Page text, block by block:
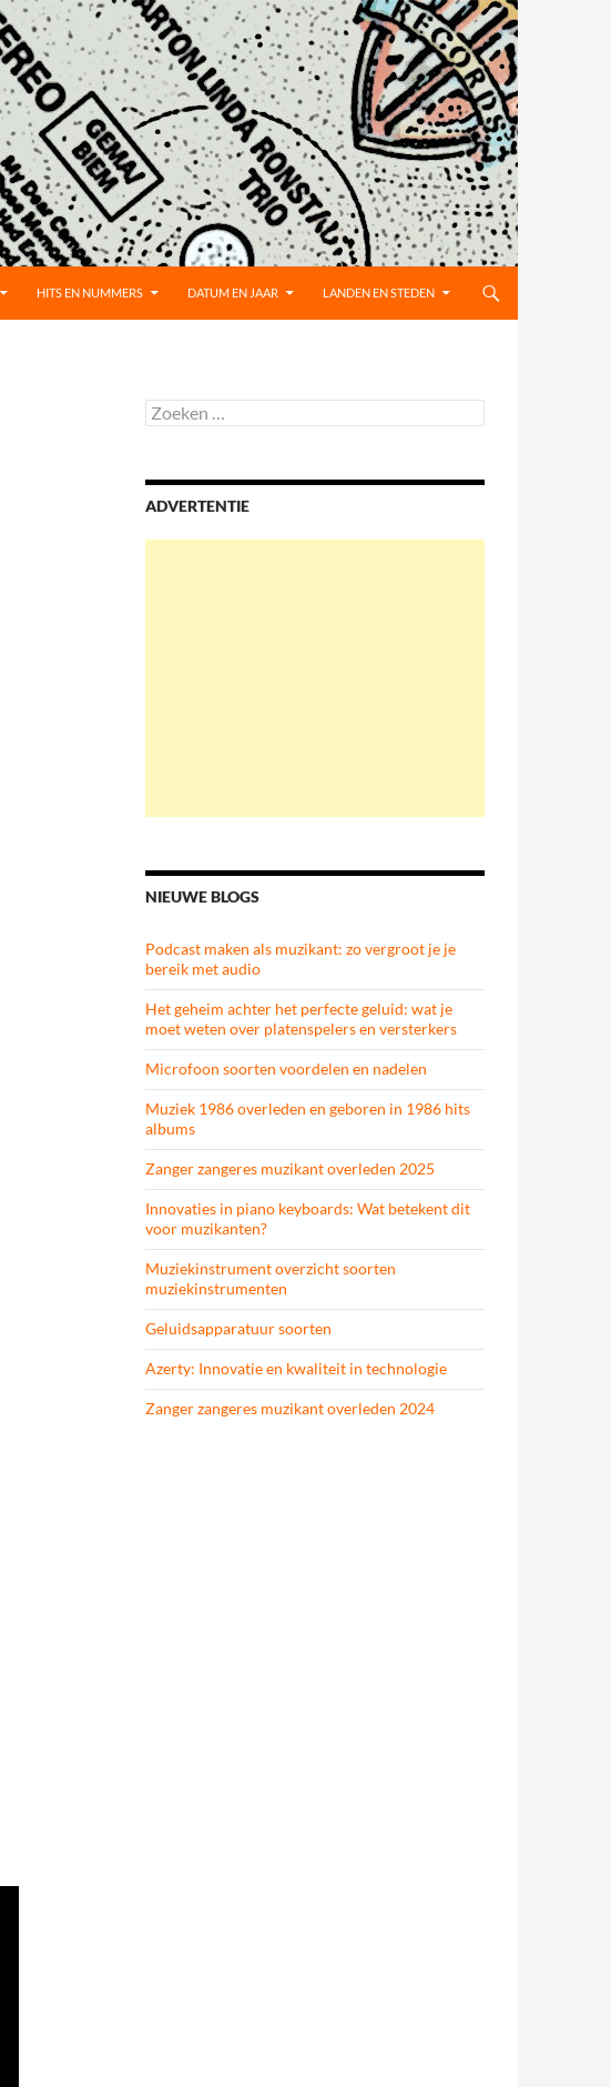
HITS EN NUMMERS DATUM EN JAAR LANDEN EN STEDEN
Zoeken
naar:
ADVERTENTIE
NIEUWE BLOGS
Podcast maken als muzikant: zo vergroot je je
bereik met audio
Het geheim achter het perfecte geluid: wat je
moet weten over platenspelers en versterkers
Microfoon soorten voordelen en nadelen
Muziek 1986 overleden en geboren in 1986 hits
albums
Zanger zangeres muzikant overleden 2025
Innovaties in piano keyboards: Wat betekent dit
voor muzikanten?
Muziekinstrument overzicht soorten
muziekinstrumenten
Geluidsapparatuur soorten
Azerty: Innovatie en kwaliteit in technologie
Zanger zangeres muzikant overleden 2024